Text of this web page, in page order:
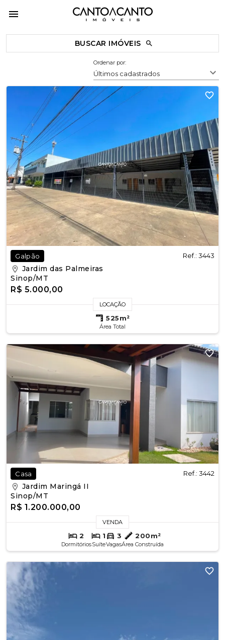
BUSCAR IMÓVEIS
Ordenar por:
Últimos cadastrados
Galpão Ref.: 3443
Jardim das Palmeiras
Sinop/MT
R$ 5.000,00
LOCAÇÃO
525m²
Área Total
Casa Ref.: 3442
Jardim Maringá II
Sinop/MT
R$ 1.200.000,00
VENDA
2
Dormitórios
1
Suíte
3
Vagas
200m²
Área Construída